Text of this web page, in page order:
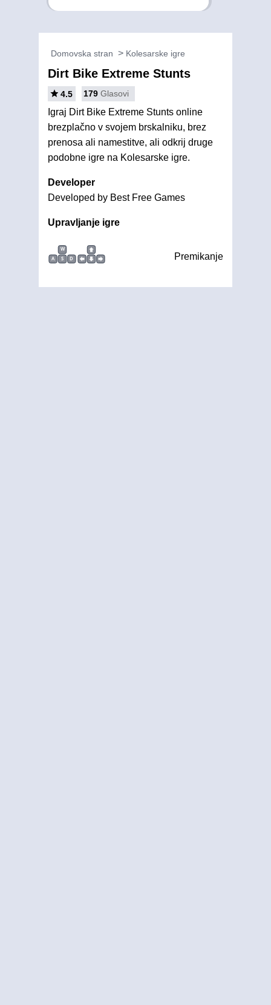
Domovska stran Kolesarske igre
Dirt Bike Extreme Stunts
4.5 179 Glasovi
Igraj Dirt Bike Extreme Stunts online
brezplačno v svojem brskalniku, brez
prenosa ali namestitve, ali odkrij druge
podobne igre na Kolesarske igre.
Developer
Developed by Best Free Games
Upravljanje igre
W
A
S D Premikanje